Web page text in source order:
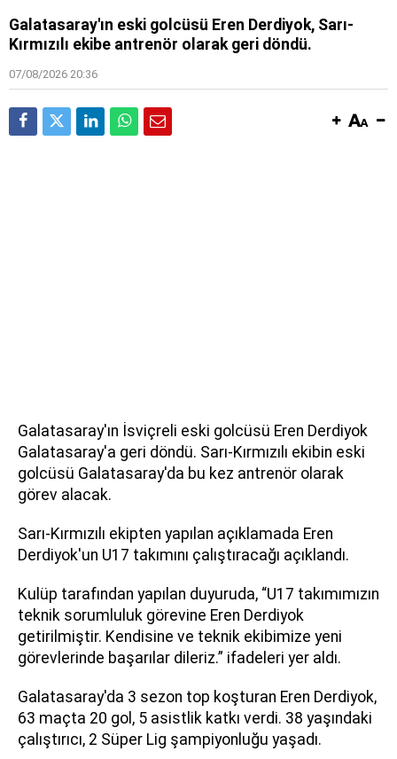
Galatasaray'ın eski golcüsü Eren Derdiyok, Sarı-
Kırmızılı ekibe antrenör olarak geri döndü.
07/08/2026 20:36
Galatasaray'ın İsviçreli eski golcüsü Eren Derdiyok
Galatasaray'a geri döndü. Sarı-Kırmızılı ekibin eski
golcüsü Galatasaray'da bu kez antrenör olarak
görev alacak.
Sarı-Kırmızılı ekipten yapılan açıklamada Eren
Derdiyok'un U17 takımını çalıştıracağı açıklandı.
Kulüp tarafından yapılan duyuruda, “U17 takımımızın
teknik sorumluluk görevine Eren Derdiyok
getirilmiştir. Kendisine ve teknik ekibimize yeni
görevlerinde başarılar dileriz.” ifadeleri yer aldı.
Galatasaray'da 3 sezon top koşturan Eren Derdiyok,
63 maçta 20 gol, 5 asistlik katkı verdi. 38 yaşındaki
çalıştırıcı, 2 Süper Lig şampiyonluğu yaşadı.